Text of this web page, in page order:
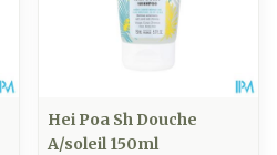
Hei Poa Sh Douche
A/soleil 150ml